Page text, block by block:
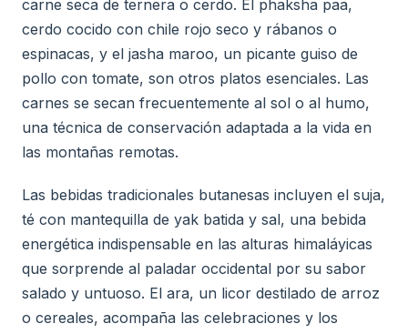
carne seca de ternera o cerdo. El phaksha paa,
cerdo cocido con chile rojo seco y rábanos o
espinacas, y el jasha maroo, un picante guiso de
pollo con tomate, son otros platos esenciales. Las
carnes se secan frecuentemente al sol o al humo,
una técnica de conservación adaptada a la vida en
las montañas remotas.
Las bebidas tradicionales butanesas incluyen el suja,
té con mantequilla de yak batida y sal, una bebida
energética indispensable en las alturas himaláyicas
que sorprende al paladar occidental por su sabor
salado y untuoso. El ara, un licor destilado de arroz
o cereales, acompaña las celebraciones y los